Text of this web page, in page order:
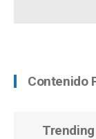
Contenido
Trending